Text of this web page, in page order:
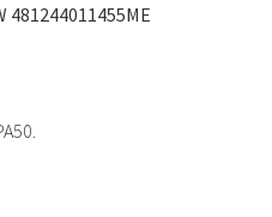
481244011455ME